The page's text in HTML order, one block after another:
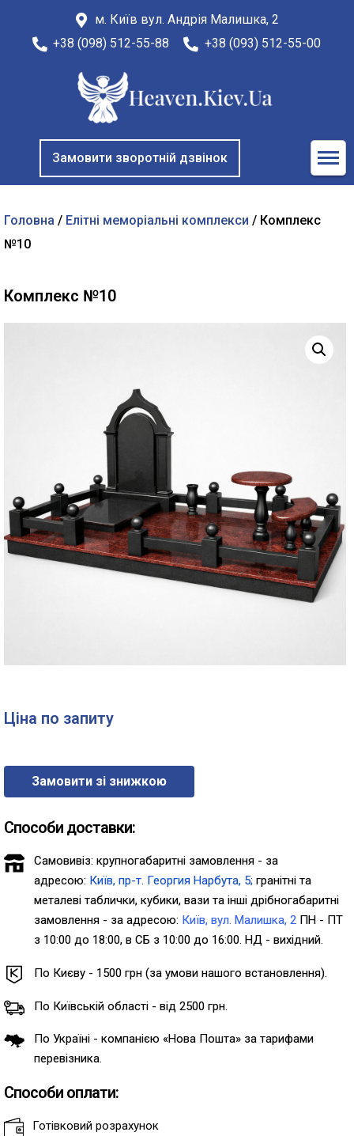
м. Київ вул. Андрія Малишка, 2
+38 (098) 512-55-88
+38 (093) 512-55-00
Замовити зворотній дзвінок
Головна / Елітні меморіальні комплекси / Комплекс
№10
Комплекс №10
Ціна по запиту
Замовити зі знижкою
Способи доставки:
Самовивіз: крупногабаритні замовлення - за
адресою: Київ, пр-т. Георгия Нарбута, 5;гранітні та
металеві таблички, кубики, вази та інші дрібногабаритні
замовлення - за адресою: Київ, вул. Малишка, 2 ПН - ПТ
з 10:00 до 18:00, в СБ з 10:00 до 16:00. НД - вихідний.
По Києву - 1500 грн (за умови нашого встановлення).
По Київській області - від 2500 грн.
По Україні - компанією «Нова Пошта» за тарифами
перевізника.
Способи оплати:
Готівковий розрахунок